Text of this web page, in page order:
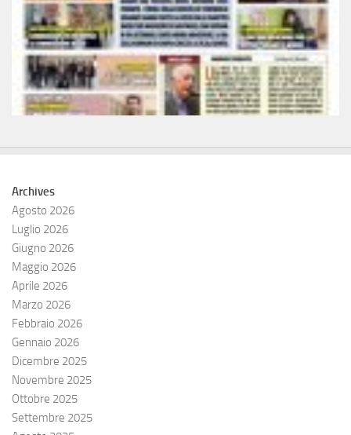
Archives
Agosto 2026
Luglio 2026
Giugno 2026
Maggio 2026
Aprile 2026
Marzo 2026
Febbraio 2026
Gennaio 2026
Dicembre 2025
Novembre 2025
Ottobre 2025
Settembre 2025